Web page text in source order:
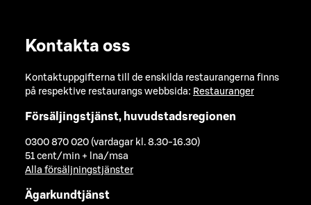
Kontakta oss
Kontaktuppgifterna till de enskilda restaurangerna finns
på respektive restaurangs webbsida: Restauranger
Försäljingstjänst, huvudstadsregionen
0300 870 020 (vardagar kl. 8.30-16.30)
51 cent/min + lna/msa
Alla försäljningstjänster
Ägarkundtjänst